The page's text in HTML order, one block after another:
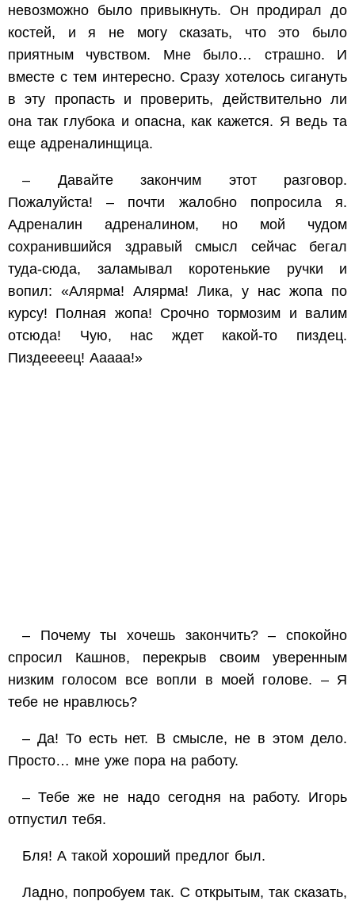
невозможно было привыкнуть. Он продирал до
костей, и я не могу сказать, что это было
приятным чувством. Мне было… страшно. И
вместе с тем интересно. Сразу хотелось сигануть
в эту пропасть и проверить, действительно ли
она так глубока и опасна, как кажется. Я ведь та
еще адреналинщица.
– Давайте закончим этот разговор.
Пожалуйста! – почти жалобно попросила я.
Адреналин адреналином, но мой чудом
сохранившийся здравый смысл сейчас бегал
туда-сюда, заламывал коротенькие ручки и
вопил: «Алярма! Алярма! Лика, у нас жопа по
курсу! Полная жопа! Срочно тормозим и валим
отсюда! Чую, нас ждет какой-то пиздец.
Пиздеееец! Ааааа!»
– Почему ты хочешь закончить? – спокойно
спросил Кашнов, перекрыв своим уверенным
низким голосом все вопли в моей голове. – Я
тебе не нравлюсь?
– Да! То есть нет. В смысле, не в этом дело.
Просто… мне уже пора на работу.
– Тебе же не надо сегодня на работу. Игорь
отпустил тебя.
Бля! А такой хороший предлог был.
Ладно, попробуем так. С открытым, так сказать,